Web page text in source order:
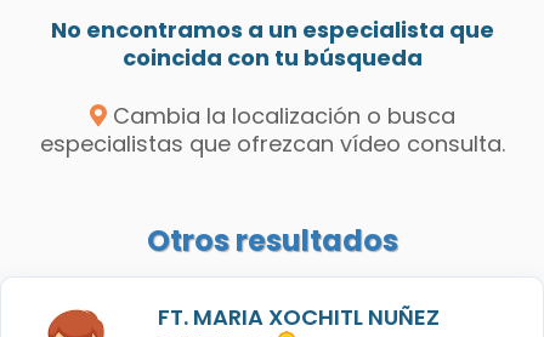
No encontramos a un especialista que
coincida con tu búsqueda
Cambia la localización o busca
especialistas que ofrezcan vídeo consulta.
Otros resultados
FT. MARIA XOCHITL NUÑEZ